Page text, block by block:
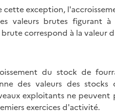
exception,
valeurs brutes figurant
correspond à la valeur
du stock de
des valeurs des stocks
exploitants ne peuvent
exercices d'activité.